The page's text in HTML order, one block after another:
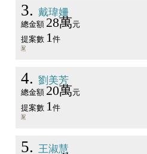
3 戴瑋姍
總金額 28萬元
提案數 1 件
4 劉美芳
總金額 20萬元
提案數 1 件
5 王淑慧